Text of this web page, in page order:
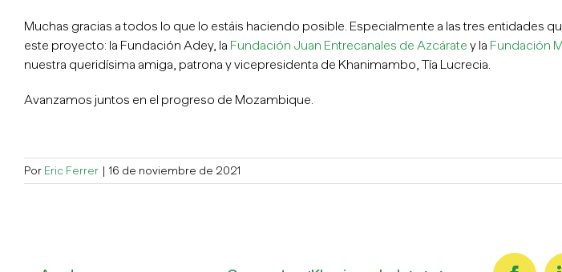
Muchas gracias a todos lo que lo estáis haciendo posible. Especialmente a las tres entidades
este proyecto: la Fundación Adey, la Fundación Juan Entrecanales de Azcárate y la Fundación
nuestra queridísima amiga, patrona y vicepresidenta de Khanimambo, Tía Lucrecia.
Avanzamos juntos en el progreso de Mozambique.
Por Eric Ferrer | 16 de noviembre de 2021